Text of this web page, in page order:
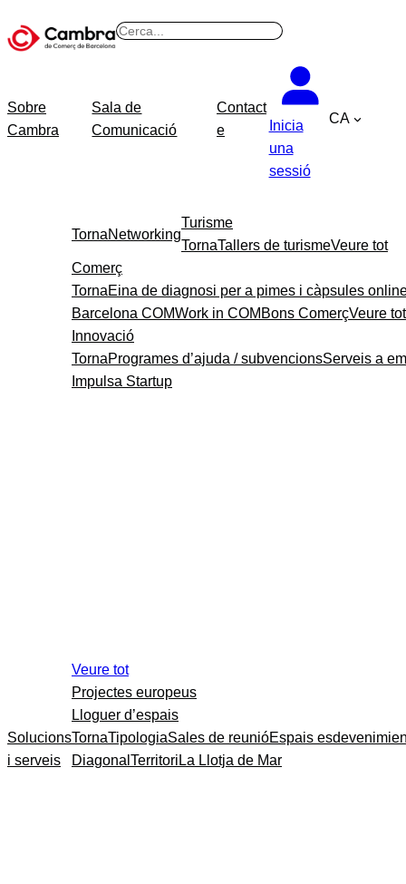
B
Sobre
Cambra
Sala de
Comunicació
Contact
e
Inicia
una
sessió
CA
Solucions
i serveis
TornaNetworking
Turisme
TornaTallers de turismeVeure tot
Comerç
TornaEina de diagnosi per a pimes i càpsules
Barcelona COMWork in COM Bons ComerçVeure tot
Innovació
TornaProgrames d’ajuda / subvencionsServeis a
Impulsa Startup
Veure tot
Projectes europeus
Lloguer d’espais
TornaTipologiaSales de reunióEspais
Diagonal Territori La Llotja de Mar